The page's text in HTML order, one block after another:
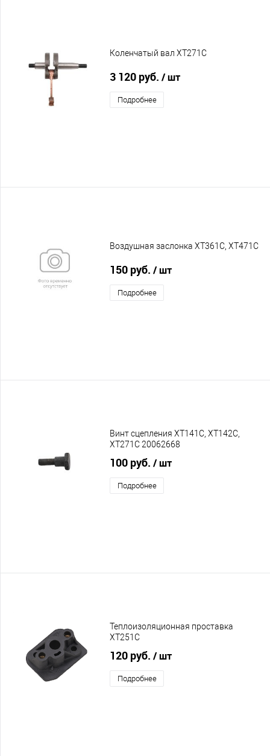
Коленчатый вал XT271C
3 120 руб. / шт
Подробнее
Воздушная заслонка XT361C, XT471C
150 руб. / шт
Подробнее
Винт сцепления XT141C, XT142C,
XT271C 20062668
100 руб. / шт
Подробнее
Теплоизоляционная проставка
XT251C
120 руб. / шт
Подробнее